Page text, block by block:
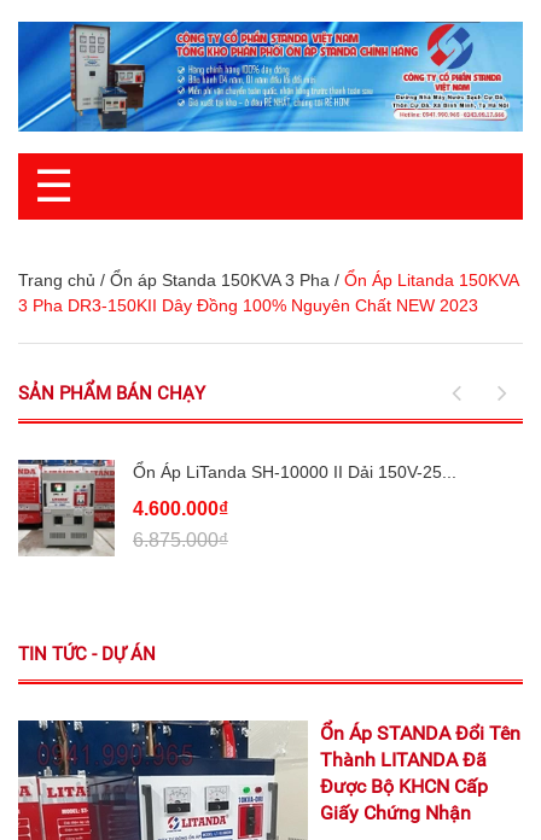
☰
Trang chủ / Ổn áp Standa 150KVA 3 Pha / Ổn Áp Litanda 150KVA
3 Pha DR3-150KII Dây Đồng 100% Nguyên Chất NEW 2023
SẢN PHẨM BÁN CHẠY
Ổn Áp LiTanda SH-10000 II Dải 150V-25...
4.600.000₫
6.875.000₫
TIN TỨC - DỰ ÁN
Ổn Áp STANDA Đổi Tên
Thành LITANDA Đã
Được Bộ KHCN Cấp
Giấy Chứng Nhận